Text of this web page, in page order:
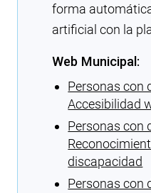
forma
artificial con la
Web Municipal:
Personas con
Accesibilidad
Personas con
discapacidad
Personas con